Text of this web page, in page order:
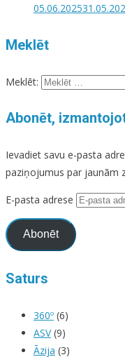
05.06.2025
Meklēt
Meklēt:
Abonēt,
Ievadiet savu e-pasta
paziņojumus par jaunām
E-pasta adrese
Abonēt
Saturs
360º (6)
ASV(9)
Āzija (3)